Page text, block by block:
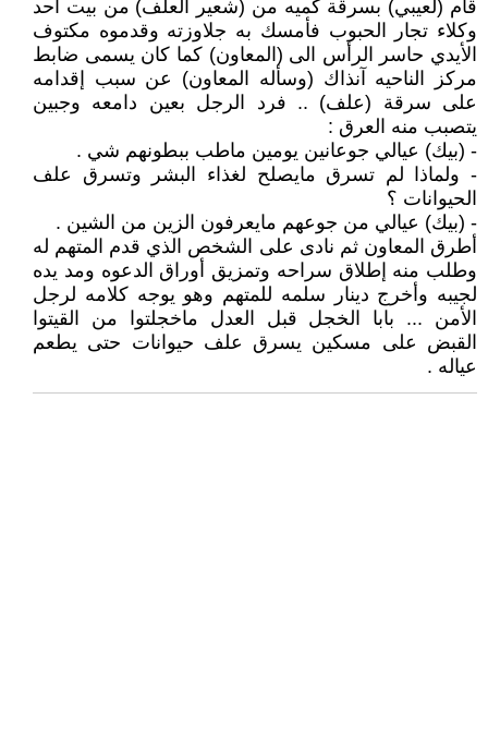
قام (لعيبي) بسرقة كميه من (شعير العلف) من بيت أحد
وكلاء تجار الحبوب فأمسك به جلاوزته وقدموه مكتوف
الأيدي حاسر الرأس الى (المعاون) كما كان يسمى ضابط
مركز الناحيه آنذاك (وسأله المعاون) عن سبب إقدامه
على سرقة (علف) .. فرد الرجل بعين دامعه وجبين
يتصبب منه العرق :
- (بيك) عيالي جوعانين يومين ماطب ببطونهم شي .
- ولماذا لم تسرق مايصلح لغذاء البشر وتسرق علف
الحيوانات ؟
- (بيك) عيالي من جوعهم مايعرفون الزين من الشين .
أطرق المعاون ثم نادى على الشخص الذي قدم المتهم له
وطلب منه إطلاق سراحه وتمزيق أوراق الدعوه ومد يده
لجيبه وأخرج دينار سلمه للمتهم وهو يوجه كلامه لرجل
الأمن ... بابا الخجل قبل العدل ماخجلتوا من القيتوا
القبض على مسكين يسرق علف حيوانات حتى يطعم
عياله .